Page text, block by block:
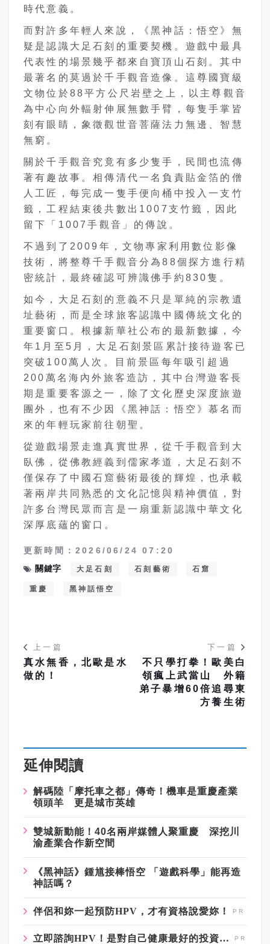
時代意義。
而對許多年輕人來說，《黑神話：悟空》無
疑是認識大足石刻的重要契機。遊戲中最具
代表性的場景幾乎都來自寶頂山石刻。其中
最著名的莫過於千手觀音造像。這尊國寶級
文物位於88平方公尺岩壁之上，以主尊觀音
為中心向外輻射伸展無數手臂，每隻手掌皆
刻有眼睛，象徵觀世音菩薩法力無邊、智慧
無窮。
關於千手觀音究竟有多少隻手，民間也流傳
著有趣故事。相傳清代一名負責貼金箔的僧
人工匠，每完成一隻手便向桶中投入一支竹
籤，工程結束後共數出1007支竹籤，因此
留下「1007手觀音」的傳說。
不過到了2009年，文物專家利用數位影像
技術，將整尊千手觀音分為88個探方進行精
密統計，最終確認可辨識佛手約830隻。
如今，大足石刻的意義不只是單純的宗教遺
址藝術，而是全球旅客認識中國傳統文化的
重要窗口。根據新華社公布的最新數據，今
年1月至5月，大足石刻景區累計接待遊客已
突破100萬人次。目前景區每年吸引超過
200萬名海內外旅客造訪，其中台灣遊客長
期是重要客源之一，除了文化歷史深度旅遊
團外，也有不少因《黑神話：悟空》慕名而
來的年輕玩家前往朝聖。
從遊戲場景走進真實世界，從千手觀音到大
臥佛，從佛教經義到儒家孝道，大足石刻不
僅保存了中國石窟藝術最後的輝煌，也承載
著兩岸共同熟悉的文化記憶與精神價值，對
許多台灣民眾而言是一扇重新認識中華文化
深厚底蘊的窗口。
更新時間：2026/06/24 07:20
關鍵字
大足石刻 石刻藝術 石窟
重慶 黑神話悟空
上一篇
真水無香，北歐是水
做的！
下一篇
不只學打拳！歐美白
領瘋上武當山 外籍
弟子暴增60倍追尋東
方養生術
延伸閱讀
解碼陸「摩托車之都」傳奇！機車是重慶產業
領頭羊 更是城市英雄
雙城新動能！40名兩岸媒體人聚重慶 深挖川
渝產業合作新空間
《黑神話》鍾馗接棒悟空 「遊戲科學」能再造
神話嗎？
伴侶和妳一起預防HPV，才有資格說愛妳！
立即諮詢HPV！是對自己健康最好的投資，把握現在不嫌晚！